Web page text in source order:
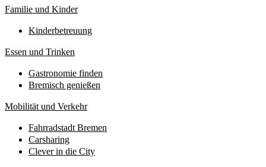
Familie und Kinder
Kinderbetreuung
Essen und Trinken
Gastronomie finden
Bremisch genießen
Mobilität und Verkehr
Fahrradstadt Bremen
Carsharing
Clever in die City